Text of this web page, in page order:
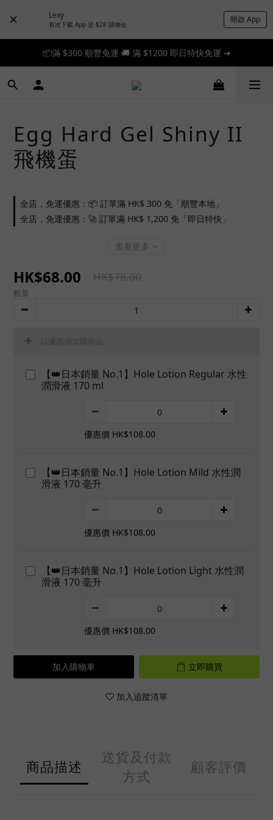
Lexy
首次下載 App 送 $28 購物金 開啟 App
📦滿 $300 順豐免運 🚚 滿 $1200 即日特快免運 ➔
📦滿 $300 順豐免運 🚚 滿 $1200 即日特快免運 ➔
🎉 新人首單享 88 折，快來領券加入！➔
Egg Hard Gel Shiny II
飛機蛋
全店，免運優惠：📦 訂單滿 HK$ 300 免「順豐本地」
全店，免運優惠：🚀 訂單滿 HK$ 1,200 免「即日特快」
查看更多
HK$68.00 HK$78.00
數量
以優惠價加購商品
【👑日本銷量 No.1】Hole Lotion Regular 水性
潤滑液 170 ml
優惠價 HK$108.00
【👑日本銷量 No.1】Hole Lotion Mild 水性潤
滑液 170 毫升
優惠價 HK$108.00
【👑日本銷量 No.1】Hole Lotion Light 水性潤
滑液 170 毫升
優惠價 HK$108.00
加入購物車 立即購買
加入追蹤清單
商品描述
送貨及付款
方式
顧客評價